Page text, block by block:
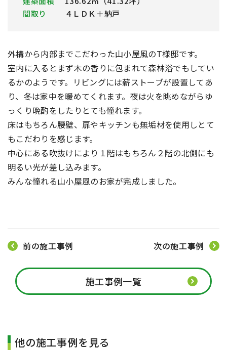
外構から内部までこだわった山小屋風のT様邸です。
室内に入るとまず木の香りに包まれて森林浴でもしてい
るかのようです。リビングには薪ストーブが設置してあ
り、冬は家中を暖めてくれます。夜は火を眺めながらゆ
っくり晩酌をしたりとても憧れます。
床はもちろん腰壁、扉やキッチンも無垢材を使用しとて
もこだわりを感じます。
中心にある吹抜けにより１階はもちろん２階の北側にも
明るい光が差し込みます。
みんな憧れる山小屋風のお家が完成しました。
間取り
４ＬＤＫ＋納戸
前の施工事例 次の施工事例
施工事例一覧
他の施工事例を見る